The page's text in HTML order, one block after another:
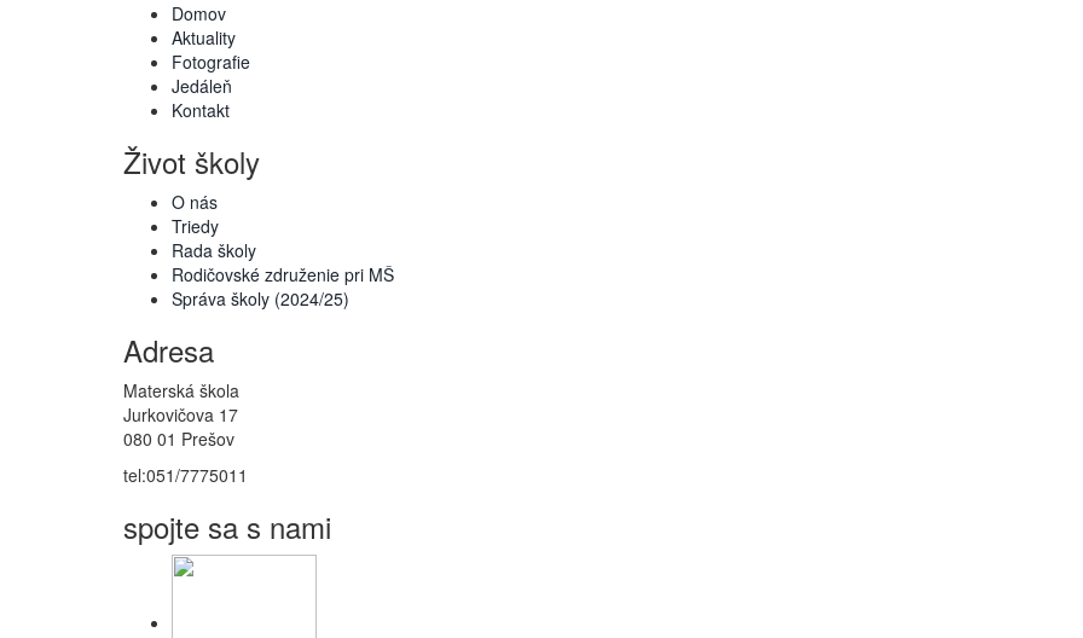
Domov
Aktuality
Fotografie
Jedáleň
Kontakt
Život školy
O nás
Triedy
Rada školy
Rodičovské združenie pri MŠ
Správa školy (2024/25)
Adresa
Materská škola
Jurkovičova 17
080 01 Prešov
tel:051/7775011
spojte sa s nami